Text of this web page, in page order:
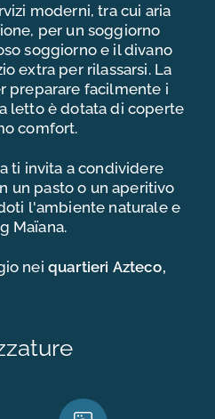
VACANZE
RESORT
MAÏANA
moderni, tra cui aria
per un soggiorno
soggiorno e il divano
extra per rilassarsi. La
preparare facilmente i
letto è dotata di coperte
comfort.
ti invita a condividere
un pasto o un aperitivo
l'ambiente naturale e
Maïana.
nei quartieri Azteco,